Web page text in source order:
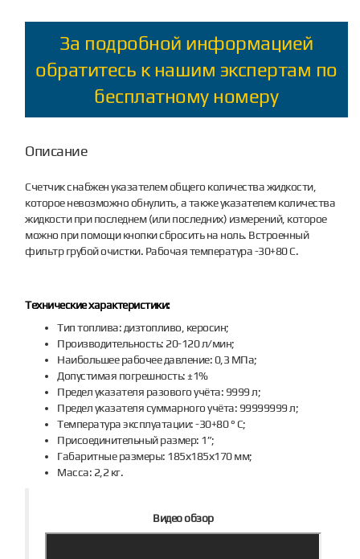
За подробной информацией
обратитесь к нашим экспертам по
бесплатному номеру
Описание
Счетчик снабжен указателем общего количества жидкости,
которое невозможно обнулить, а также указателем количества
жидкости при последнем (или последних) измерений, которое
можно при помощи кнопки сбросить на ноль. Встроенный
фильтр грубой очистки. Рабочая температура -30+80 C.
Технические характеристики:
Тип топлива: дизтопливо, керосин;
Производительность: 20-120 л/мин;
Наибольшее рабочее давление: 0,3 МПа;
Допустимая погрешность: ±1%
Предел указателя разового учёта: 9999 л;
Предел указателя суммарного учёта: 99999999 л;
Температура эксплуатации: -30+80 ° С;
Присоединительный размер: 1”;
Габаритные размеры: 185х185х170 мм;
Масса: 2,2 кг.
Видео обзор